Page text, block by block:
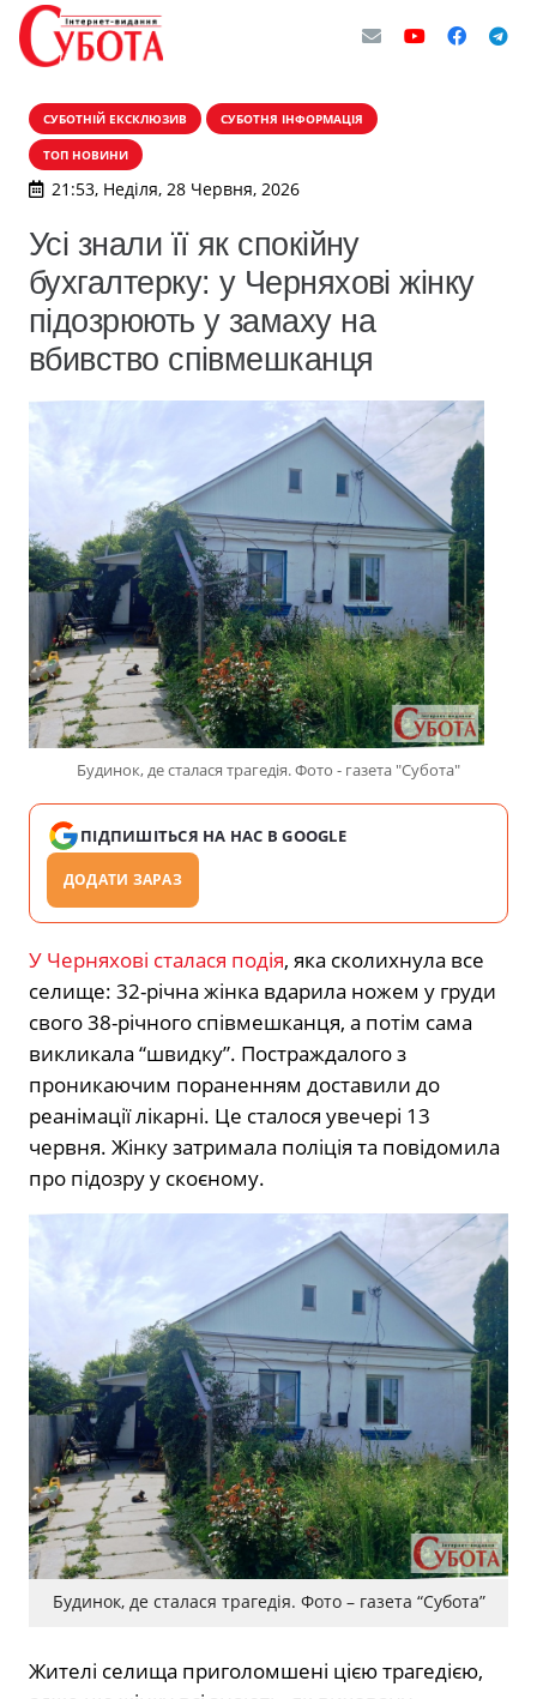
СУБОТНІЙ ЕКСКЛЮЗИВ СУБОТНЯ ІНФОРМАЦІЯ
ТОП НОВИНИ
21:53, Неділя, 28 Червня, 2026
Усі знали її як спокійну
бухгалтерку: у Черняхові жінку
підозрюють у замаху на
вбивство співмешканця
Будинок, де сталася трагедія. Фото - газета "Субота"
ПІДПИШІТЬСЯ НА НАС В GOOGLE
ДОДАТИ ЗАРАЗ
У Черняхові сталася подія, яка сколихнула все
селище: 32-річна жінка вдарила ножем у груди
свого 38-річного співмешканця, а потім сама
викликала “швидку”. Постраждалого з
проникаючим пораненням доставили до
реанімації лікарні. Це сталося увечері 13
червня. Жінку затримала поліція та повідомила
про підозру у скоєному.
Будинок, де сталася трагедія. Фото – газета “Субота”
Жителі селища приголомшені цією трагедією,